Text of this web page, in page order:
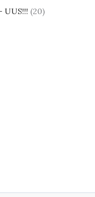
UUS!!! 20